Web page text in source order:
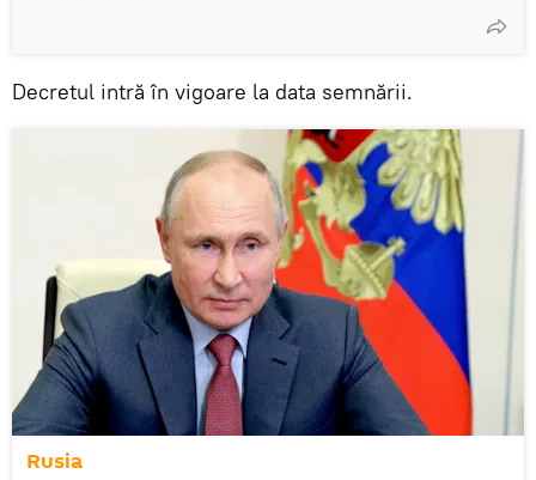
Decretul intră în vigoare la data semnării.
Rusia